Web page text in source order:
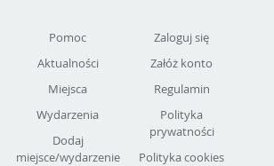
Pomoc
Aktualności
Miejsca
Wydarzenia
Dodaj
miejsce/wydarzenie
Zaloguj się
Załóż konto
Regulamin
Polityka
prywatności
Polityka cookies